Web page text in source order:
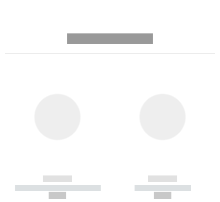
------------
----------- ----------- -----------
------------
----------- -----------